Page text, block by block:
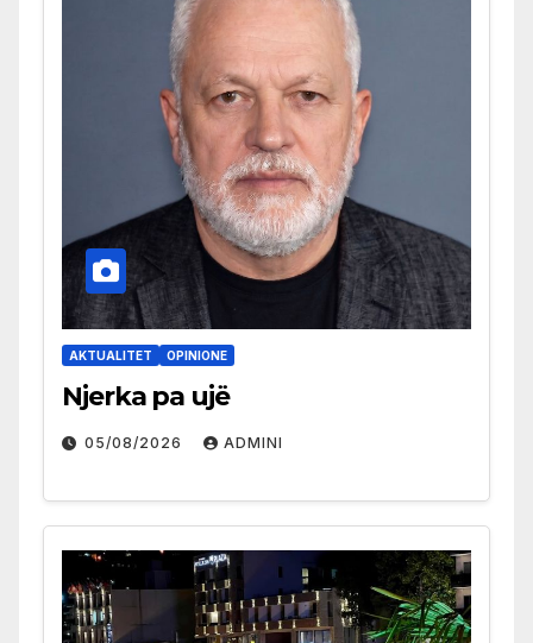
AKTUALITET OPINIONE
Njerka pa ujë
05/08/2026 ADMINI